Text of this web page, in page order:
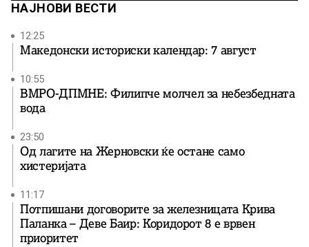
НАЈНОВИ ВЕСТИ
12:25
Македонски историски календар: 7 август
10:55
ВМРО-ДПМНЕ: Филипче молчел за небезбедната
вода
23:50
Од лагите на Жерновски ќе остане само
хистеријата
11:17
Потпишани договорите за железницата Крива
Паланка – Деве Баир: Коридорот 8 е врвен
приоритет